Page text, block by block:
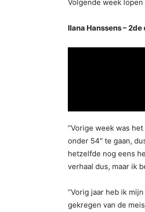
Volgende week
Ilana Hanssens –
“Vorige week was
onder 54″ te gaan,
hetzelfde nog eens
verhaal dus, maar ik
“Vorig jaar heb ik
gekregen van de